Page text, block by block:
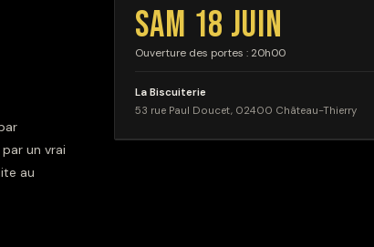
un vrai
au
SAM 18 JUIN
Ouverture des portes : 20h00
La Biscuiterie
53 rue Paul Doucet, 02400 Château-Thierry